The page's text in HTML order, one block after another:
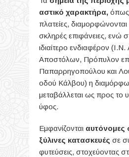
αστικό χαρακτήρα, όπως
πλατείες,
σκληρές επιφάνειες, ενώ
ιδιαίτερο ενδιαφέρον (Ι.Ν.
Αποστόλων, Πρόπυλον
Παπαρρηγοπούλου και
οδού Κάλβου) η
μεταβάλλεται ως προς το
ύφος.
Eμφανίζονται αυτόνομες
ξύλινες κατασκευές σε
φυτεύσεις, στοχεύοντας